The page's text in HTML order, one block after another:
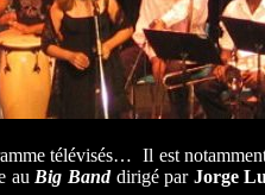
télévisés… Il est
au Big Banddirigé par Jorge